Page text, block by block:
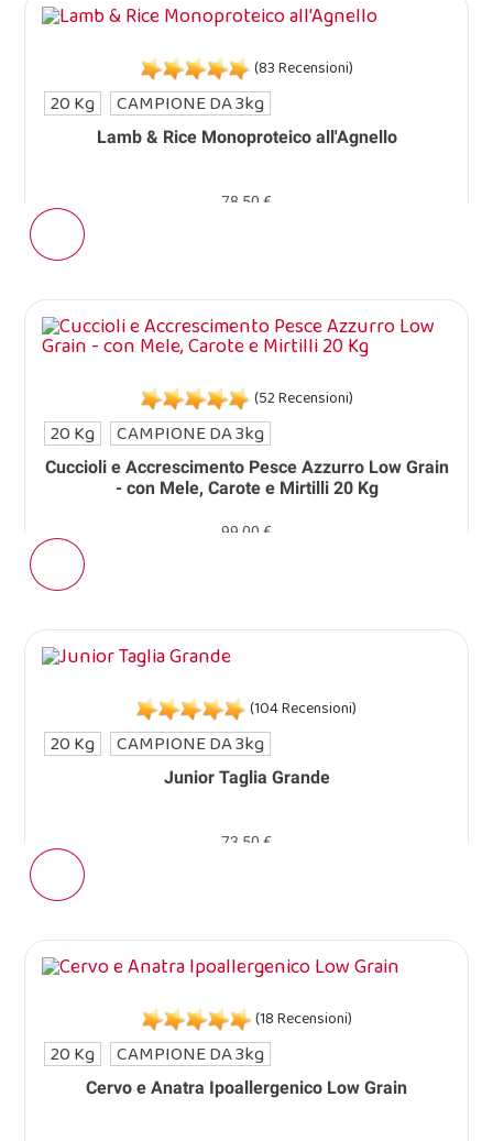
Lamb & Rice Monoproteico all'Agnello
(83 Recensioni)
78,50 €
20 Kg CAMPIONE DA 3kg
Cuccioli e Accrescimento Pesce Azzurro Low Grain
- con Mele, Carote e Mirtilli 20 Kg
(52 Recensioni)
99,00 €
20 Kg CAMPIONE DA 3kg
Junior Taglia Grande
(104 Recensioni)
73,50 €
20 Kg CAMPIONE DA 3kg
Cervo e Anatra Ipoallergenico Low Grain
(18 Recensioni)
20 Kg CAMPIONE DA 3kg